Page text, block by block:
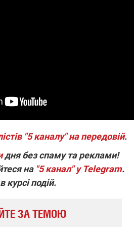
"5 каналу" на передовій.
дня без спаму та реклами!
на "5 канал" у Telegram.
курсі подій.
ЗА ТЕМОЮ